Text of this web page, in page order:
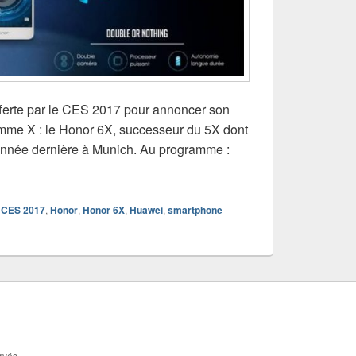
par le CES 2017 pour annoncer son
X : le Honor 6X, successeur du 5X dont
dernière à Munich. Au programme :
Honor annonce le Honor 6X
CES 2017, Honor, Honor 6X, Huawei, smartphone |